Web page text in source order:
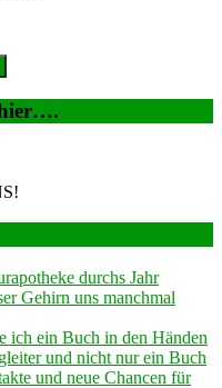
durchs Jahr
Gehirn uns manchmal
ich ein Buch in den Händen
und nicht nur ein Buch
und neue Chancen für